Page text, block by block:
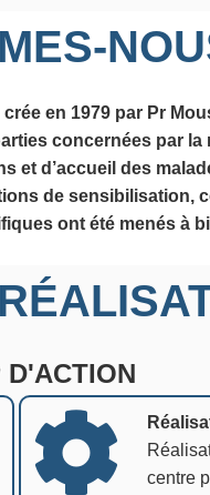
en 1979 par Pr
concernées par la
et d’accueil des
de sensibilisation,
ont été menés à
D'ACTION
centre